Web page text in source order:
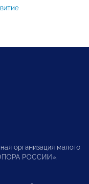
организация малого
РОССИИ».